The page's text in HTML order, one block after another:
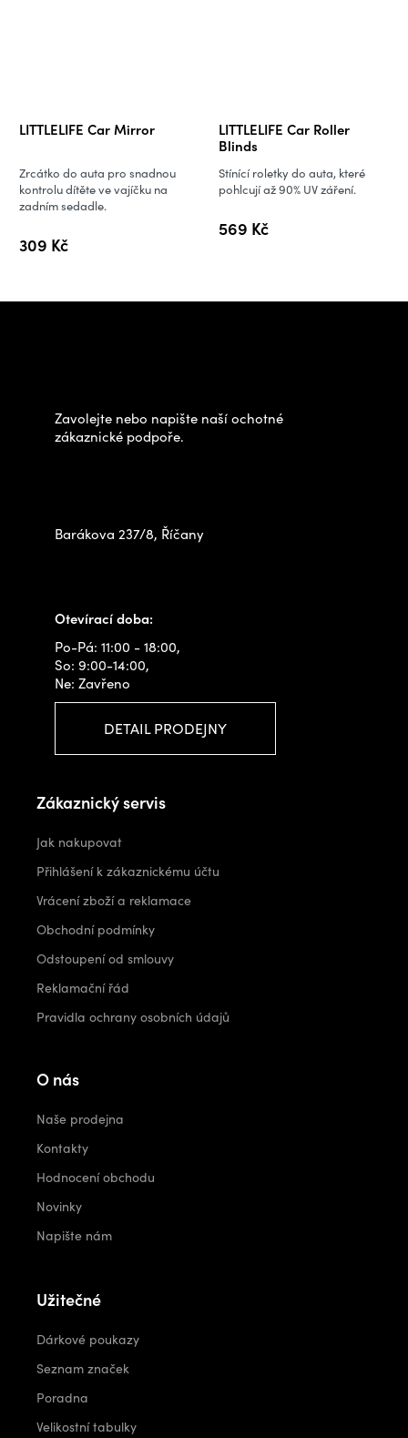
LITTLELIFE Car Mirror
309 Kč
Zrcátko do auta pro snadnou
kontrolu dítěte ve vajíčku na
zadním sedadle.
LITTLELIFE Car Roller
Blinds
569 Kč
Stínící roletky do auta, které
pohlcují až 90% UV záření.
Z
Zavolejte nebo napište naší ochotné
zákaznické podpoře.
Barákova 237/8, Říčany
Otevírací doba:
Po-Pá: 11:00 - 18:00,
So: 9:00-14:00,
Ne: Zavřeno
DETAIL PRODEJNY
Zákaznický servis
Jak nakupovat
Přihlášení k zákaznickému účtu
Vrácení zboží a reklamace
Obchodní podmínky
Odstoupení od smlouvy
Reklamační řád
Pravidla ochrany osobních údajů
O nás
Naše prodejna
Kontakty
Hodnocení obchodu
Novinky
Napište nám
Užitečné
Dárkové poukazy
Seznam značek
Poradna
Velikostní tabulky